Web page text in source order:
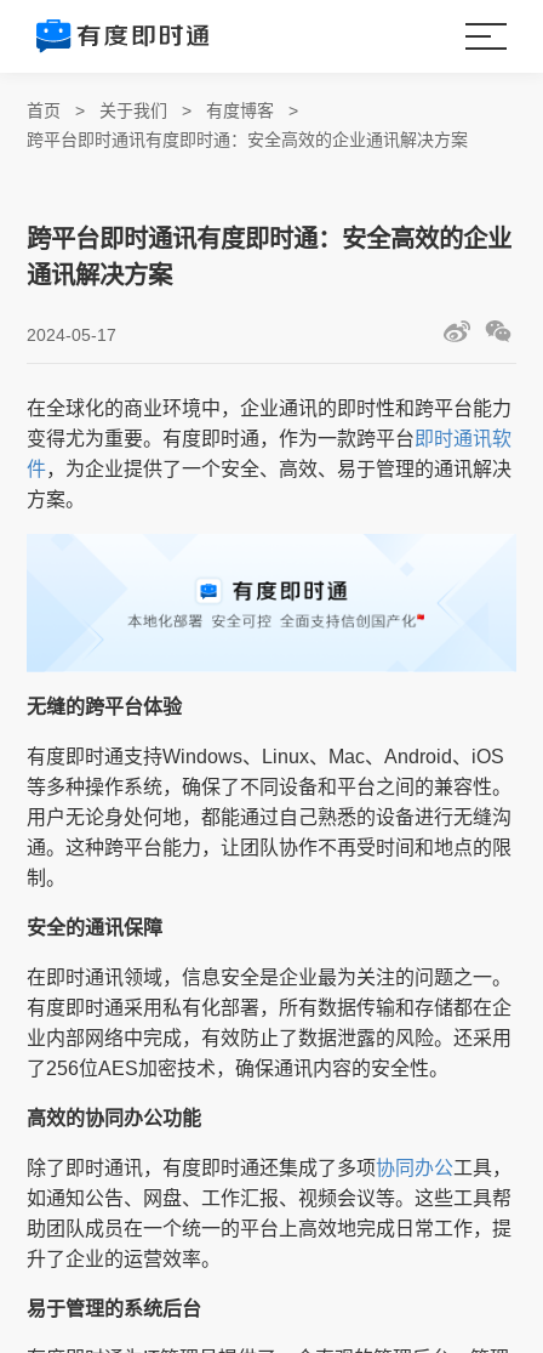
首页 > 关于我们 >有度博客 >
跨平台即时通讯有度即时通：安全高效的企业通讯解决方案
跨平台即时通讯有度即时通：安全高效的企业
通讯解决方案
2024-05-17
在全球化的商业环境中，企业通讯的即时性和跨平台能力
变得尤为重要。有度即时通，作为一款跨平台 即时通讯软
件，为企业提供了一个安全、高效、易于管理的通讯解决
方案。
无缝的跨平台体验
有度即时通支持Windows、Linux、Mac、Android、iOS
等多种操作系统，确保了不同设备和平台之间的兼容性。
用户无论身处何地，都能通过自己熟悉的设备进行无缝沟
通。这种跨平台能力，让团队协作不再受时间和地点的限
制。
安全的通讯保障
在即时通讯领域，信息安全是企业最为关注的问题之一。
有度即时通采用私有化部署，所有数据传输和存储都在企
业内部网络中完成，有效防止了数据泄露的风险。还采用
了256位AES加密技术，确保通讯内容的安全性。
高效的协同办公功能
除了即时通讯，有度即时通还集成了多项协同办公工具，
如通知公告、网盘、工作汇报、视频会议等。这些工具帮
助团队成员在一个统一的平台上高效地完成日常工作，提
升了企业的运营效率。
易于管理的系统后台